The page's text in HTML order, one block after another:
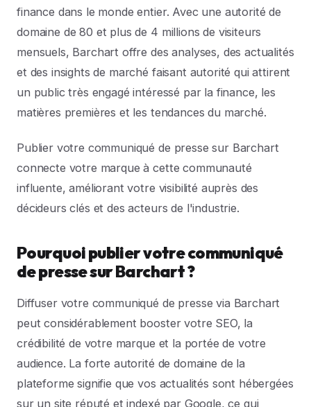
finance dans le monde entier. Avec une autorité de
domaine de 80 et plus de 4 millions de visiteurs
mensuels, Barchart offre des analyses, des actualités
et des insights de marché faisant autorité qui attirent
un public très engagé intéressé par la finance, les
matières premières et les tendances du marché.
Publier votre communiqué de presse sur Barchart
connecte votre marque à cette communauté
influente, améliorant votre visibilité auprès des
décideurs clés et des acteurs de l'industrie.
Pourquoi publier votre communiqué
de presse sur Barchart ?
Diffuser votre communiqué de presse via Barchart
peut considérablement booster votre SEO, la
crédibilité de votre marque et la portée de votre
audience. La forte autorité de domaine de la
plateforme signifie que vos actualités sont hébergées
sur un site réputé et indexé par Google, ce qui